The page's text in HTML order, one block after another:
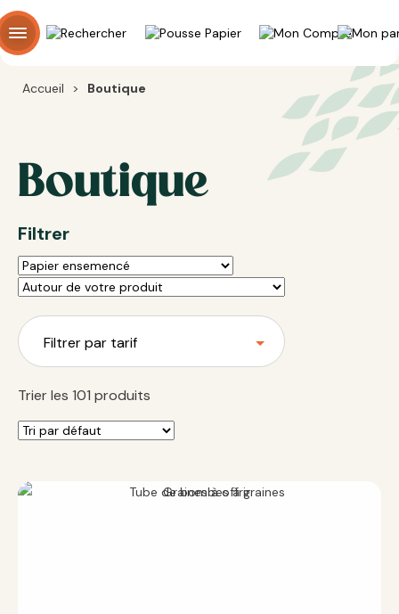
Panneau de gestion des cookies
Accueil > Boutique
Boutique
Filtrer
Filtrer par tarif
Trier les 101 produits